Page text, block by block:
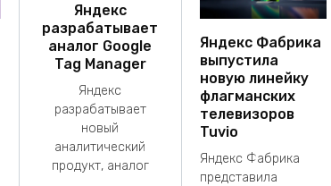
Яндекс
разрабатывает
аналог Google
Tag Manager
Яндекс
разрабатывает
новый
аналитический
продукт, аналог
Яндекс Фабрика
выпустила
новую линейку
флагманских
телевизоров
Tuvio
Яндекс Фабрика
представила